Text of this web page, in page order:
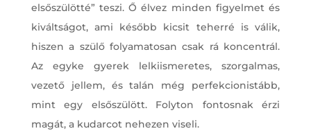
elsőszülötté” teszi. Ő élvez minden figyelmet és
kiváltságot, ami később kicsit teherré is válik,
hiszen a szülő folyamatosan csak rá koncentrál.
Az egyke gyerek lelkiismeretes, szorgalmas,
vezető jellem, és talán még perfekcionistább,
mint egy elsőszülött. Folyton fontosnak érzi
magát, a kudarcot nehezen viseli.